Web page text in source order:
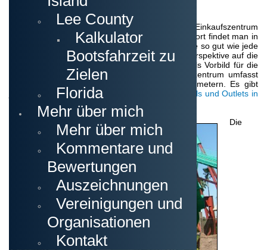
Lee County
Kalkulator
Bootsfahrzeit zu
Zielen
Florida
Mehr über mich
Mehr über mich
Kommentare und
Bewertungen
Auszeichnungen
Vereinigungen und
Organisationen
Kontakt
Shopping Malls und Outlets
Als die grösste Outlet-Mall der Welt gilt das Einkaufszentrum
Sawgrass Mills in Sunrise bei Fort Lauderdale. Dort findet man in
mehr als 500 Geschäften auf klimatisierter Fläche so gut wie jede
erdenkliche Marke. Schaut man aus der Vogelperspektive auf die
Mall, so wird das Bild eines Alligators klar, der als Vorbild für die
Form diente. Der gesamte Koloss an Einkaufszentrum umfasst
eine Fläche von sagenhaften 221.000 Quadratmetern. Es gibt
jedoch noch eine Vielzahl mehr an
Shopping Malls und Outlets in
Die